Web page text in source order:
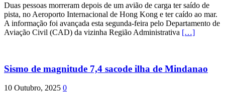
Duas pessoas morreram depois de um avião de carga ter saído de
pista, no Aeroporto Internacional de Hong Kong e ter caído ao mar.
A informação foi avançada esta segunda-feira pelo Departamento de
Aviação Civil (CAD) da vizinha Região Administrativa […]
Sismo de magnitude 7,4 sacode ilha de Mindanao
10 Outubro, 2025 0